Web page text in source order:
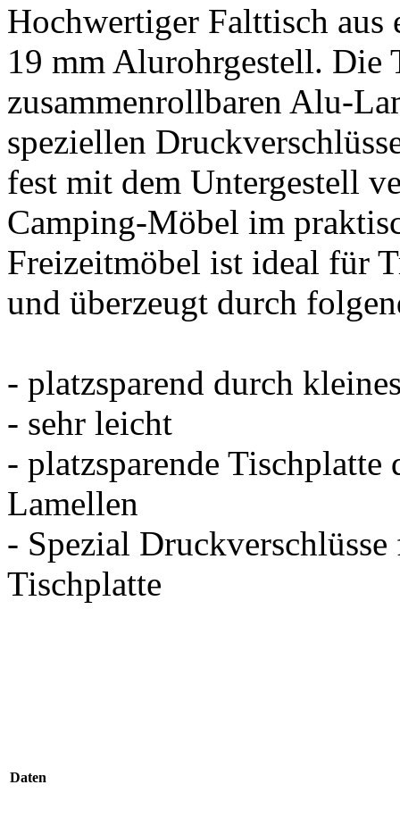
Hochwertiger Falttisch aus
19 mm Alurohrgestell. Die
zusammenrollbaren Alu-
speziellen
fest mit dem Untergestell
Camping-Möbel im
Freizeitmöbel ist ideal für
und überzeugt durch
- platzsparend durch
- sehr leicht
- platzsparende
Lamellen
- Spezial
Tischplatte
Daten